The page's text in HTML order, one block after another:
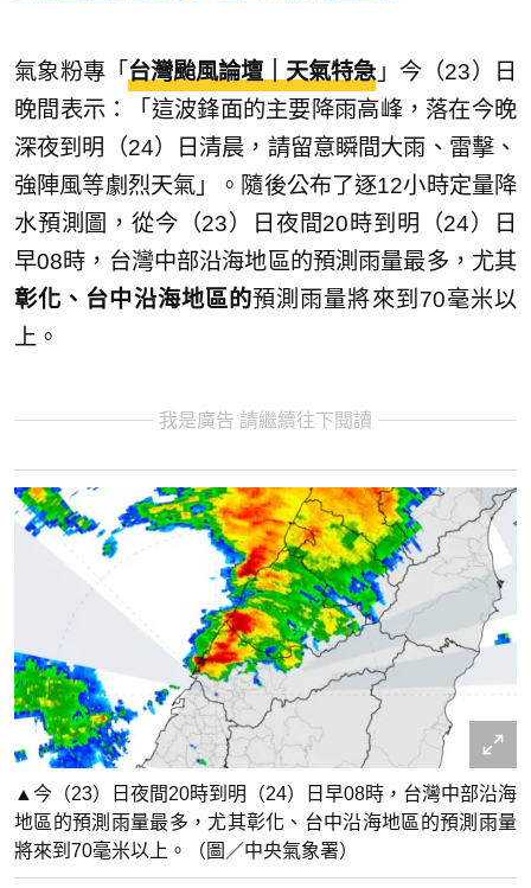
氣象粉專「 台灣颱風論壇｜天氣特急 」今（23）日
晚間表示：「這波鋒面的主要降雨高峰，落在今晚
深夜到明（24）日清晨，請留意瞬間大雨、雷擊、
強陣風等劇烈天氣」。隨後公布了逐12小時定量降
水預測圖，從今（23）日夜間20時到明（24）日
早08時，台灣中部沿海地區的預測雨量最多，尤其
彰化、台中沿海地區的預測雨量將來到70毫米以
上。
我是廣告 請繼續往下閱讀
▲今（23）日夜間20時到明（24）日早08時，台灣中部沿海
地區的預測雨量最多，尤其彰化、台中沿海地區的預測雨量
將來到70毫米以上。（圖／中央氣象署）